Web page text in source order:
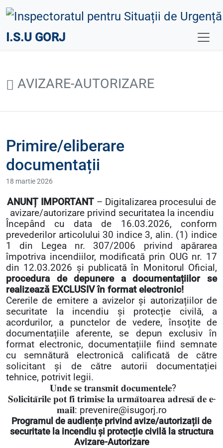
I.S.U GORJ
AVIZARE-AUTORIZARE
Primire/eliberare
documentații
18 martie 2026
ANUNȚ IMPORTANT – Digitalizarea procesului de
avizare/autorizare privind securitatea la incendiu
Începând cu data de 16.03.2026, conform
prevederilor articolului 30 indice 3, alin. (1) indice
1 din Legea nr. 307/2006 privind apărarea
împotriva incendiilor, modificată prin OUG nr. 17
din 12.03.2026 și publicată în Monitorul Oficial,
procedura de depunere a documentațiilor se
realizează EXCLUSIV în format electronic!
Cererile de emitere a avizelor și autorizațiilor de
securitate la incendiu și protecție civilă, a
acordurilor, a punctelor de vedere, însoțite de
documentațiile aferente, se depun exclusiv în
format electronic, documentațiile fiind semnate
cu semnătură electronică calificată de către
solicitant și de către autorii documentației
tehnice, potrivit legii.
𝐔𝐧𝐝𝐞 𝐬𝐞 𝐭𝐫𝐚𝐧𝐬𝐦𝐢𝐭 𝐝𝐨𝐜𝐮𝐦𝐞𝐧𝐭𝐞𝐥𝐞?
𝐒𝐨𝐥𝐢𝐜𝐢𝐭𝐚𝐫𝐢𝐥𝐞 𝐩𝐨𝐭 𝐟𝐢 𝐭𝐫𝐢𝐦𝐢𝐬𝐞 𝐥𝐚 𝐮𝐫𝐦𝐚𝐭𝐨𝐚𝐫𝐞𝐚 𝐚𝐝𝐫𝐞𝐬𝐚̆ 𝐝𝐞 𝐞-
𝐦𝐚𝐢𝐥: prevenire@isugorj.ro
Programul de audiențe privind avize/autorizații de
securitate la incendiu și protecție civilă la structura
Avizare-Autorizare